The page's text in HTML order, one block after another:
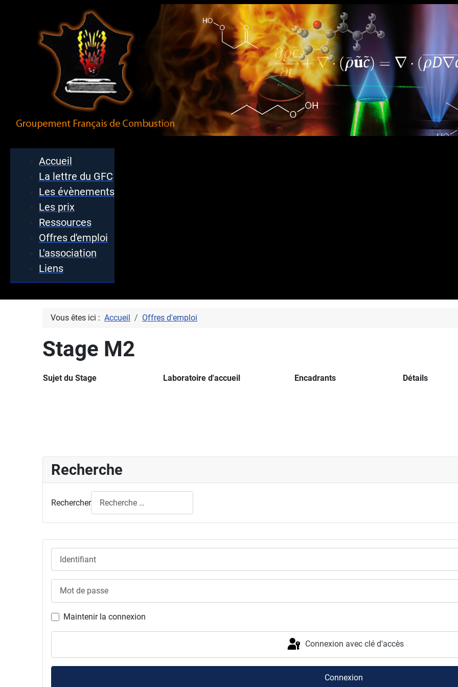
Accueil
La lettre du GFC
Les évènements
Les prix
Ressources
Offres d'emploi
L'association
Liens
Maintenir la connexion
Connexion avec clé d'accès
Connexion
Vous êtes ici : Accueil Offres d'emploi
Stage M2
Sujet du Stage Laboratoire d'accueil Encadrants
Recherche
Rechercher